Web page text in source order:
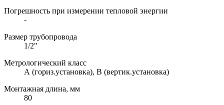
Погрешность при измерении тепловой энергии
-
Размер трубопровода
1/2"
Метрологический класс
А (гориз.установка), В (вертик.установка)
Монтажная длина, мм
80